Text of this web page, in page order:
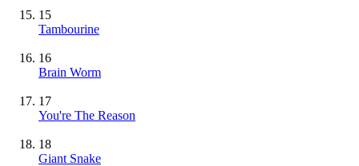
15
Tambourine
16
Brain Worm
17
You're The Reason
18
Giant Snake